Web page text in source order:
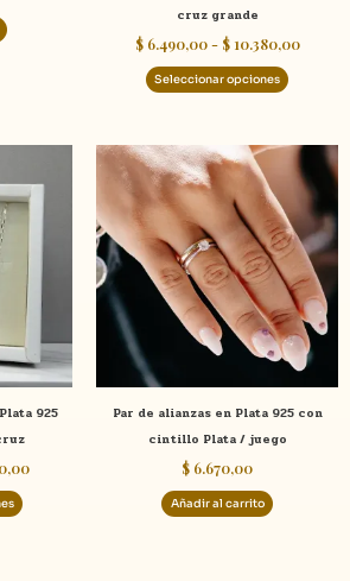
cruz grande
$6.490,00 - $10.380,00
Seleccionar opciones
de
925
precios:
$ 1.890,00
$ 2.490,00
producto
tiene
variantes.
Las
opciones
se
pueden
elegir
en
la
página
de
Par de alianzas en Plata 925 con
cintillo Plata / juego
$ 6.670,00
Añadir al carrito